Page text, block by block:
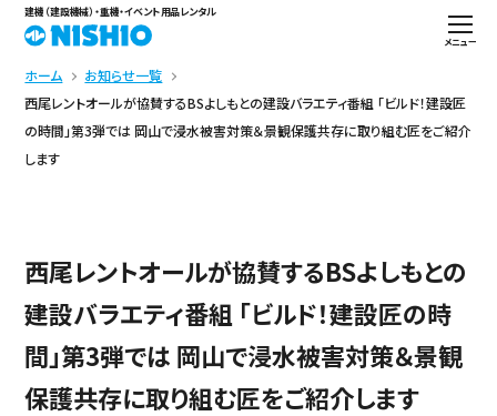
建機（建設機械）・重機・イベント用品レンタル
メニュー
ホーム
お知らせ一覧
西尾レントオールが協賛するBSよしもとの建設バラエティ番組 「ビルド！建設匠
の時間」第3弾では 岡山で浸水被害対策＆景観保護共存に取り組む匠をご紹介
します
西尾レントオールが協賛するBSよしもとの
建設バラエティ番組 「ビルド！建設匠の時
間」第3弾では 岡山で浸水被害対策＆景観
保護共存に取り組む匠をご紹介します